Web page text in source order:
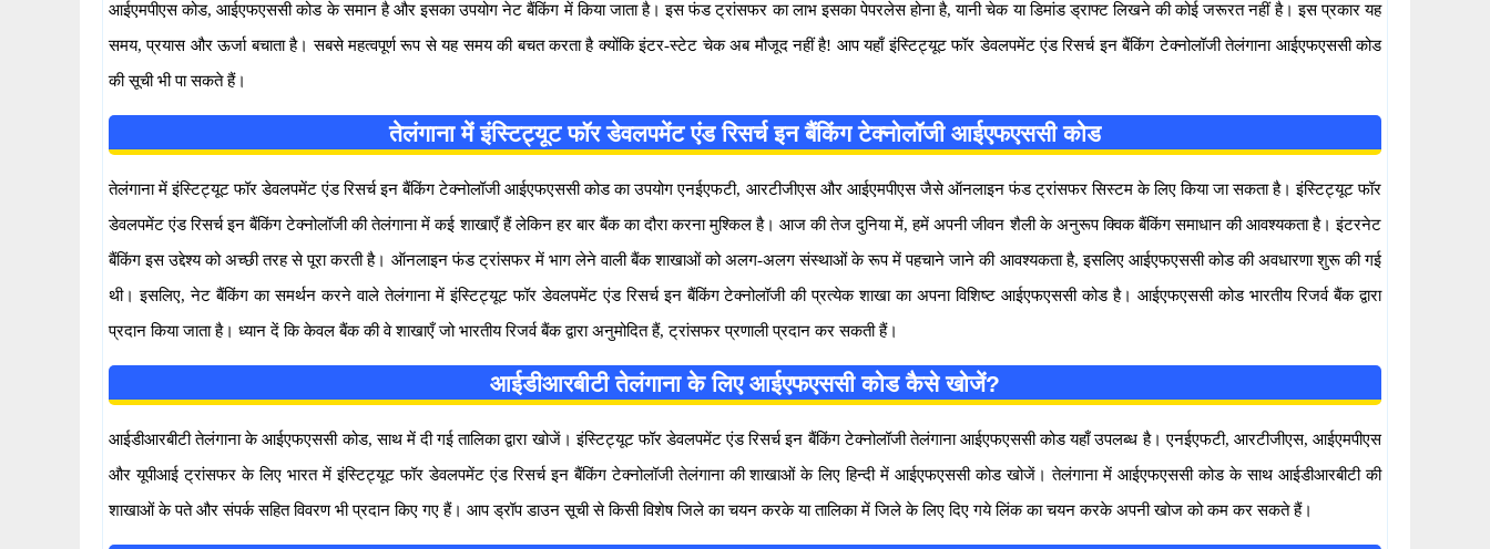
आईएमपीएस कोड, आईएफएससी कोड के समान है और इसका उपयोग नेट बैंकिंग में किया जाता है। इस फंड ट्रांसफर का लाभ इसका पेपरलेस होना है, यानी चेक या डिमांड ड्राफ्ट लिखने की कोई जरूरत नहीं है। इस प्रकार यह
समय, प्रयास और ऊर्जा बचाता है। सबसे महत्वपूर्ण रूप से यह समय की बचत करता है क्योंकि इंटर-स्टेट चेक अब मौजूद नहीं है! आप यहाँ इंस्टिट्यूट फॉर डेवलपमेंट एंड रिसर्च इन बैंकिंग टेक्नोलॉजी तेलंगाना आईएफएससी कोड
की सूची भी पा सकते हैं।
तेलंगाना में इंस्टिट्यूट फॉर डेवलपमेंट एंड रिसर्च इन बैंकिंग टेक्नोलॉजी आईएफएससी कोड
तेलंगाना में इंस्टिट्यूट फॉर डेवलपमेंट एंड रिसर्च इन बैंकिंग टेक्नोलॉजी आईएफएससी कोड का उपयोग एनईएफटी, आरटीजीएस और आईएमपीएस जैसे ऑनलाइन फंड ट्रांसफर सिस्टम के लिए किया जा सकता है। इंस्टिट्यूट फॉर
डेवलपमेंट एंड रिसर्च इन बैंकिंग टेक्नोलॉजी की तेलंगाना में कई शाखाएँ हैं लेकिन हर बार बैंक का दौरा करना मुश्किल है। आज की तेज दुनिया में, हमें अपनी जीवन शैली के अनुरूप क्विक बैंकिंग समाधान की आवश्यकता है। इंटरनेट
बैंकिंग इस उद्देश्य को अच्छी तरह से पूरा करती है। ऑनलाइन फंड ट्रांसफर में भाग लेने वाली बैंक शाखाओं को अलग-अलग संस्थाओं के रूप में पहचाने जाने की आवश्यकता है, इसलिए आईएफएससी कोड की अवधारणा शुरू की गई
थी। इसलिए, नेट बैंकिंग का समर्थन करने वाले तेलंगाना में इंस्टिट्यूट फॉर डेवलपमेंट एंड रिसर्च इन बैंकिंग टेक्नोलॉजी की प्रत्येक शाखा का अपना विशिष्ट आईएफएससी कोड है। आईएफएससी कोड भारतीय रिजर्व बैंक द्वारा
प्रदान किया जाता है। ध्यान दें कि केवल बैंक की वे शाखाएँ जो भारतीय रिजर्व बैंक द्वारा अनुमोदित हैं, ट्रांसफर प्रणाली प्रदान कर सकती हैं।
आईडीआरबीटी तेलंगाना के लिए आईएफएससी कोड कैसे खोजें?
आईडीआरबीटी तेलंगाना के आईएफएससी कोड, साथ में दी गई तालिका द्वारा खोजें। इंस्टिट्यूट फॉर डेवलपमेंट एंड रिसर्च इन बैंकिंग टेक्नोलॉजी तेलंगाना आईएफएससी कोड यहाँ उपलब्ध है। एनईएफटी, आरटीजीएस, आईएमपीएस
और यूपीआई ट्रांसफर के लिए भारत में इंस्टिट्यूट फॉर डेवलपमेंट एंड रिसर्च इन बैंकिंग टेक्नोलॉजी तेलंगाना की शाखाओं के लिए हिन्दी में आईएफएससी कोड खोजें। तेलंगाना में आईएफएससी कोड के साथ आईडीआरबीटी की
शाखाओं के पते और संपर्क सहित विवरण भी प्रदान किए गए हैं। आप ड्रॉप डाउन सूची से किसी विशेष जिले का चयन करके या तालिका में जिले के लिए दिए गये लिंक का चयन करके अपनी खोज को कम कर सकते हैं।